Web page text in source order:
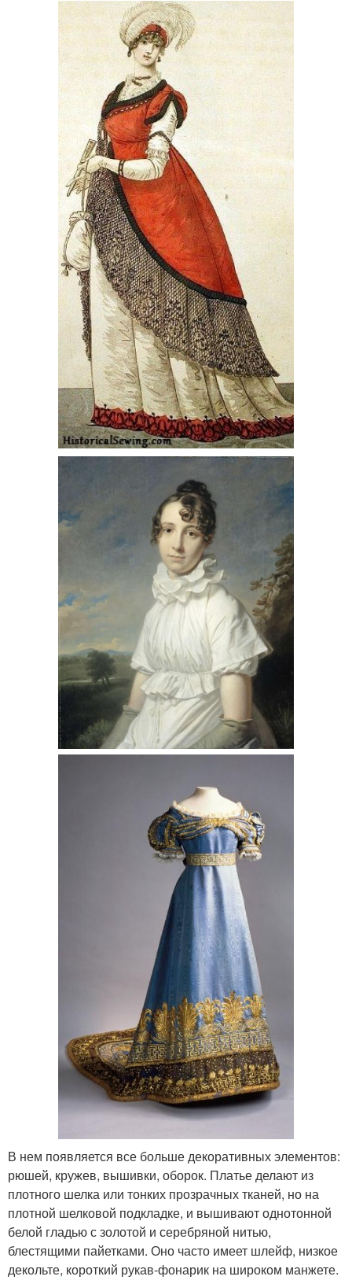
В нем появляется все больше декоративных элементов:
рюшей, кружев, вышивки, оборок. Платье делают из
плотного шелка или тонких прозрачных тканей, но на
плотной шелковой подкладке, и вышивают однотонной
белой гладью с золотой и серебряной нитью,
блестящими пайетками. Оно часто имеет шлейф, низкое
декольте, короткий рукав-фонарик на широком манжете.